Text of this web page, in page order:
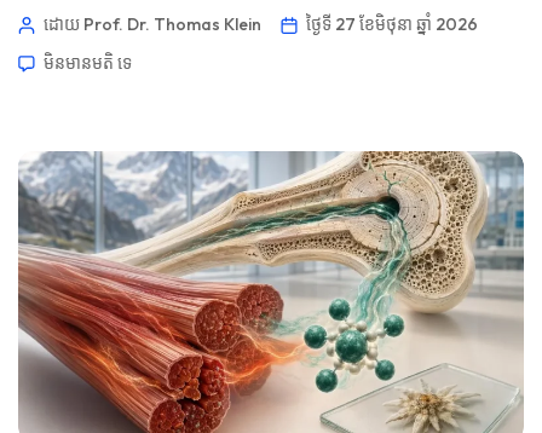
ពេលវេលា ការប៉ះពាល់នឹងស្តេរ៉ូអ៊ីដ សម្ពាធឈាម អេឡិចត្រូលីត ជាតិស្ករ
និងអារម្មណ៍របស់អ្នកពេលមានជំងឺ។ 📖 ~11 នាទី 📅 ថ្ងៃទី 27 ខែមិថុនា
ឆ្នាំ 2026 📝 បានបោះពុម្ពផ្សាយ៖ ថ្ងៃទី 27 ខែមិថុនា ឆ្នាំ 2026 🩺 ពិនិត្យ
ដោយ Prof. Dr. Thomas Klein
ថ្ងៃទី 27 ខែមិថុនា ឆ្នាំ 2026
មិនមាន​មតិ​ ទេ